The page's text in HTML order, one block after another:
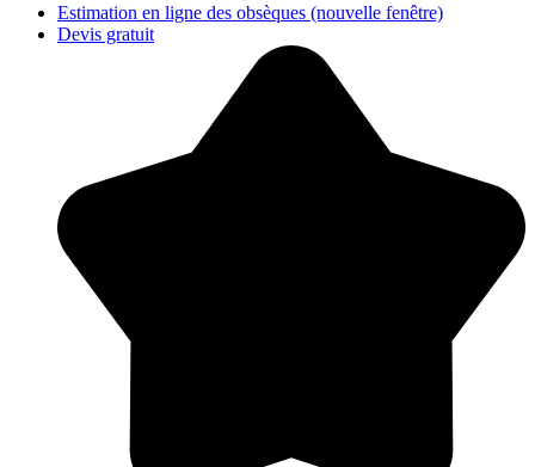
Estimation en ligne des obsèques (nouvelle fenêtre)
Devis gratuit